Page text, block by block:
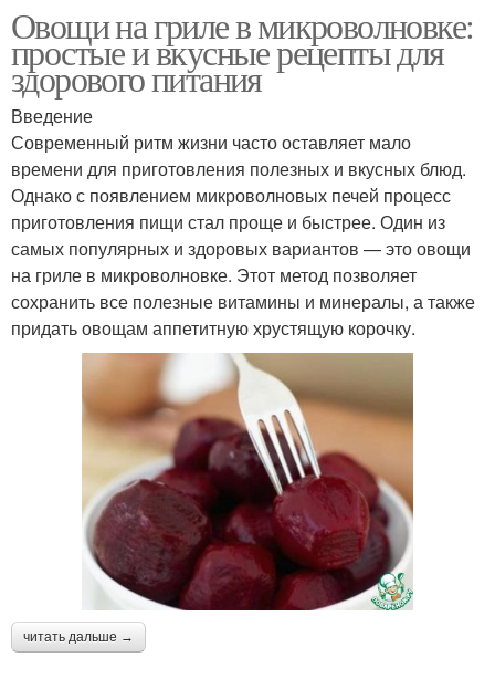
Овощи на гриле в микроволновке:
простые и вкусные рецепты для
здорового питания
Введение
Современный ритм жизни часто оставляет мало
времени для приготовления полезных и вкусных блюд.
Однако с появлением микроволновых печей процесс
приготовления пищи стал проще и быстрее. Один из
самых популярных и здоровых вариантов — это овощи
на гриле в микроволновке. Этот метод позволяет
сохранить все полезные витамины и минералы, а также
придать овощам аппетитную хрустящую корочку.
читать дальше →